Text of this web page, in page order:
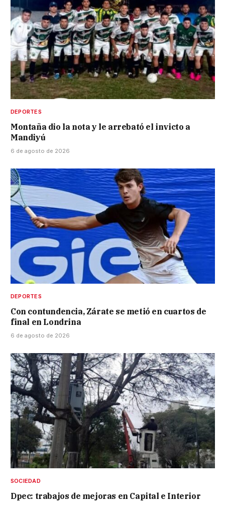
DEPORTES
Montaña dio la nota y le arrebató el invicto a
Mandiyú
6 de agosto de 2026
DEPORTES
Con contundencia, Zárate se metió en cuartos de
final en Londrina
6 de agosto de 2026
SOCIEDAD
Dpec: trabajos de mejoras en Capital e Interior